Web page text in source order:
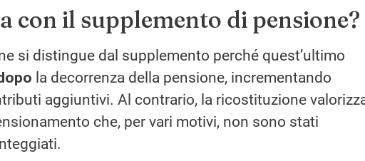
con il supplemento di pensione?
si distingue dal supplemento perché quest’ultimo
la decorrenza della pensione, incrementando
aggiuntivi. Al contrario, la ricostituzione
che, per vari motivi, non sono stati